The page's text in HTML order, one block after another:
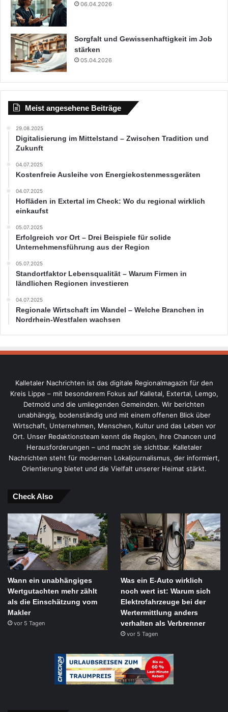
06.04.2026
Sorgfalt und Gewissenhaftigkeit im Job
stärken
05.04.2026
Meist angesehene Beiträge
29.08.2025
Digitalisierung im Mittelstand – Zwischen Tradition und
Zukunft
04.07.2025
Kostenfreie Ausleihe von Energiekostenmessgeräten
04.07.2025
Hofläden in Extertal im Check: Wo du regional wirklich
einkaufst
05.07.2025
Erfolgreich vor Ort – Drei Beispiele für solide
Unternehmensführung aus der Region
05.07.2025
Standortfaktor Lebensqualität – Warum Firmen in
ländlichen Regionen investieren
04.07.2025
Regionale Wirtschaft im Wandel – Welche Branchen in
Nordrhein-Westfalen wachsen
Kalletaler Nachrichten ist das digitale Regionalmagazin für den
Kreis Lippe – mit besonderem Fokus auf Kalletal, Extertal, Lemgo,
Detmold und die umliegenden Gemeinden. Wir berichten
unabhängig, bodenständig und mit einem offenen Blick über
Wirtschaft, Unternehmen, Menschen, Kultur und das Leben vor
Ort. Unser Redaktionsteam kennt die Region, ihre Chancen und
Herausforderungen – und macht sie sichtbar. Kalletaler
Nachrichten steht für modernen Lokaljournalismus, der informiert,
Orientierung bietet und die Vielfalt unserer Heimat stärkt.
Check Also
Wann ein unabhängiges
Wertgutachten mehr zählt
als die Einschätzung vom
Makler
vor 5 Tagen
Was ein E-Auto wirklich
noch wert ist: Warum sich
Elektrofahrzeuge bei der
Wertermittlung anders
verhalten als Verbrenner
vor 5 Tagen